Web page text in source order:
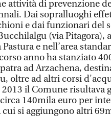
attività di prevenzione
Dai sopralluoghi
e dai funzionari del
(via Pitagora),
Pastura e nell’area
anno ha stanziato
ad Arzachena,
oltre ad altri corsi
2013 il Comune
140mila euro per
cui si aggiungono altri